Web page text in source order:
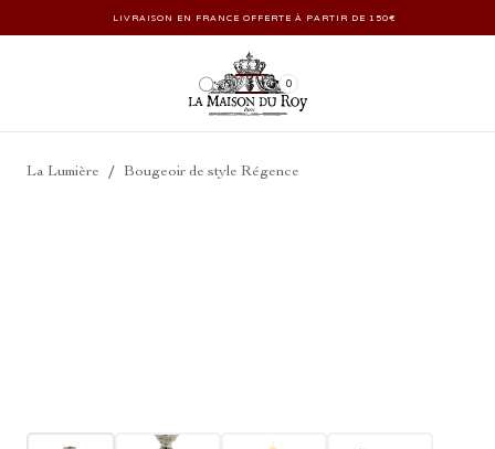
LIVRAISON EN FRANCE OFFERTE À PARTIR DE 150€
0
La Lumière / Bougeoir de style Régence